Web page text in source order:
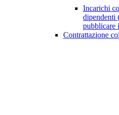
Incarichi
dipendenti
pubblicare
Contrattazione